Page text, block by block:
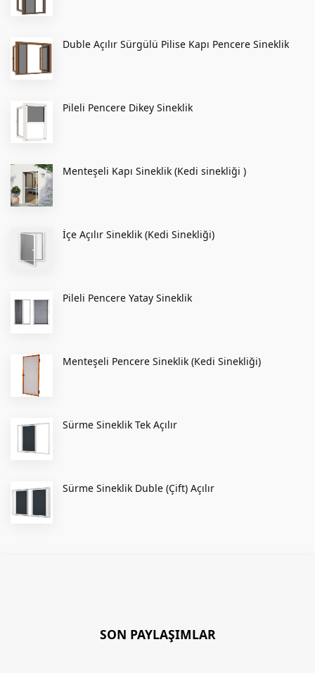
Duble Açılır Sürgülü Pilise Kapı Pencere Sineklik
Pileli Pencere Dikey Sineklik
Menteşeli Kapı Sineklik (Kedi sinekliği )
İçe Açılır Sineklik (Kedi Sinekliği)
Pileli Pencere Yatay Sineklik
Menteşeli Pencere Sineklik (Kedi Sinekliği)
Sürme Sineklik Tek Açılır
Sürme Sineklik Duble (Çift) Açılır
SON PAYLAŞIMLAR